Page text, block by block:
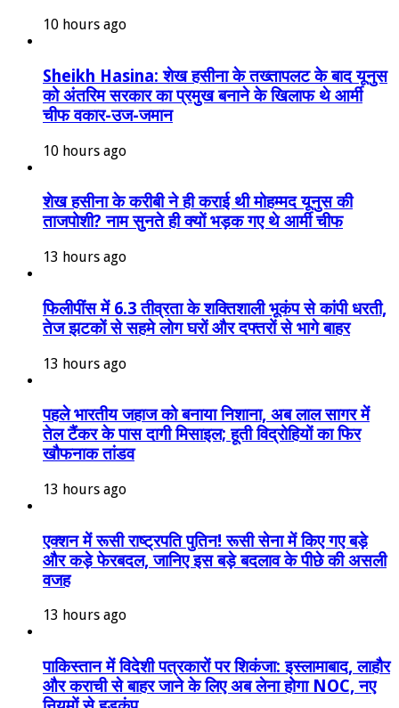
10 hours ago
Sheikh Hasina: शेख हसीना के तख्तापलट के बाद यूनुस
को अंतरिम सरकार का प्रमुख बनाने के खिलाफ थे आर्मी
चीफ वकार-उज-जमान
10 hours ago
शेख हसीना के करीबी ने ही कराई थी मोहम्मद यूनुस की
ताजपोशी? नाम सुनते ही क्यों भड़क गए थे आर्मी चीफ
13 hours ago
फिलीपींस में 6.3 तीव्रता के शक्तिशाली भूकंप से कांपी धरती,
तेज झटकों से सहमे लोग घरों और दफ्तरों से भागे बाहर
13 hours ago
पहले भारतीय जहाज को बनाया निशाना, अब लाल सागर में
तेल टैंकर के पास दागी मिसाइल; हूती विद्रोहियों का फिर
खौफनाक तांडव
13 hours ago
एक्शन में रूसी राष्ट्रपति पुतिन! रूसी सेना में किए गए बड़े
और कड़े फेरबदल, जानिए इस बड़े बदलाव के पीछे की असली
वजह
13 hours ago
पाकिस्तान में विदेशी पत्रकारों पर शिकंजा: इस्लामाबाद, लाहौर
और कराची से बाहर जाने के लिए अब लेना होगा NOC, नए